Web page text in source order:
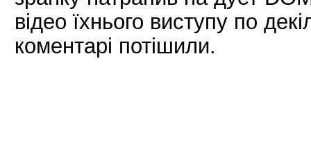
відео їхнього виступу по
коментарі потішили.